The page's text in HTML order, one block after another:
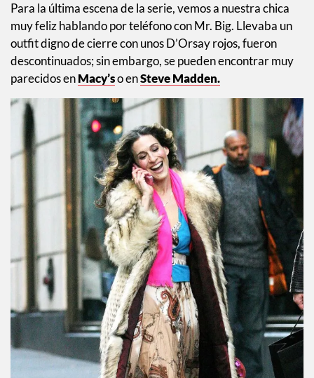
Para la última escena de la serie, vemos a nuestra chica
muy feliz hablando por teléfono con Mr. Big. Llevaba un
outfit digno de cierre con unos D’Orsay rojos, fueron
descontinuados; sin embargo, se pueden encontrar muy
parecidos enMacy’so enSteve Madden.